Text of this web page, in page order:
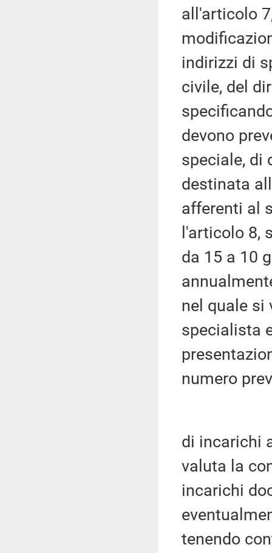
all'articolo
indirizzi di
civile, del
devono
speciale, di
destinata
afferenti al
l'articolo 8,
da 15 a 10
nel quale si
specialista
numero
di incarichi
valuta la
incarichi
tenendo